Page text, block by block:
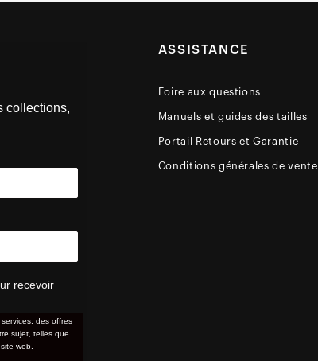
collections,
recevoir
des offres
sujet, telles que
web.
ASSISTANCE
Foire aux questions
Manuels et guides des tailles
Portail Retours et Garantie
Conditions générales de vente